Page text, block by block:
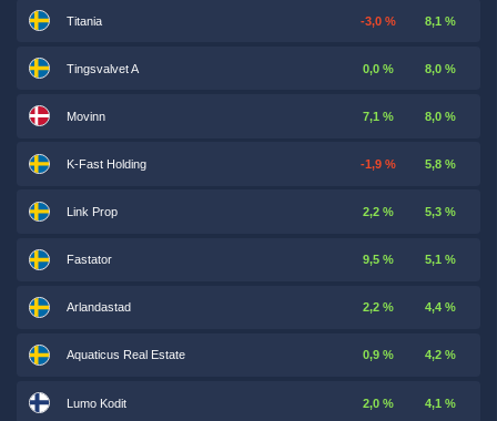
Titania -3,0 % 8,1 %
Tingsvalvet A 0,0 % 8,0 %
Movinn 7,1 % 8,0 %
K-Fast Holding -1,9 % 5,8 %
Link Prop 2,2 % 5,3 %
Fastator 9,5 % 5,1 %
Arlandastad 2,2 % 4,4 %
Aquaticus Real Estate 0,9 % 4,2 %
Lumo Kodit 2,0 % 4,1 %